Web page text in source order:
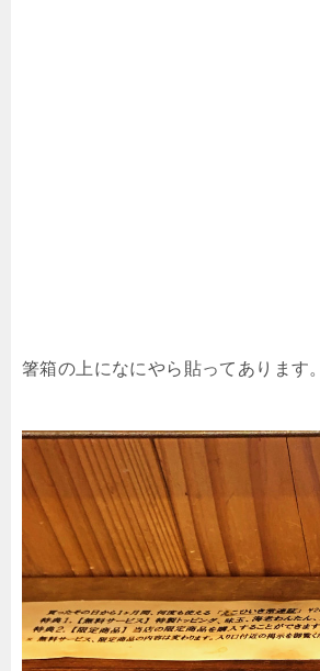
箸箱の上になにやら貼ってあります。